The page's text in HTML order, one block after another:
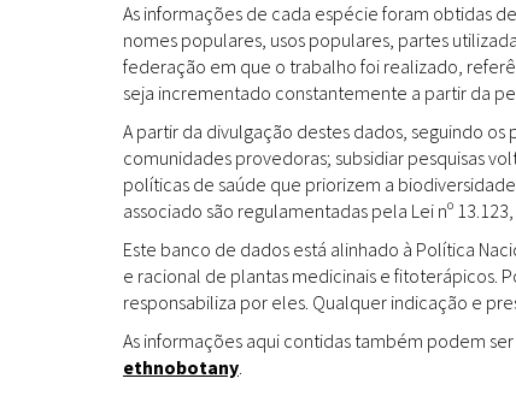
As informações de cada espécie foram obtidas
nomes populares, usos populares, partes
federação em que o trabalho foi realizado,
seja incrementado constantemente a partir da
A partir da divulgação destes dados, seguindo
comunidades provedoras; subsidiar pesquisas
políticas de saúde que priorizem a
associado são regulamentadas pela Lei nº
Este banco de dados está alinhado à Política
e racional de plantas medicinais e fitoterápicos.
responsabiliza por eles. Qualquer indicação e
As informações aqui contidas também podem
ethnobotany.